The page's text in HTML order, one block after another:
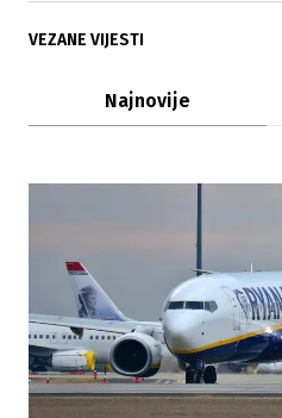
VEZANE VIJESTI
Najnovije